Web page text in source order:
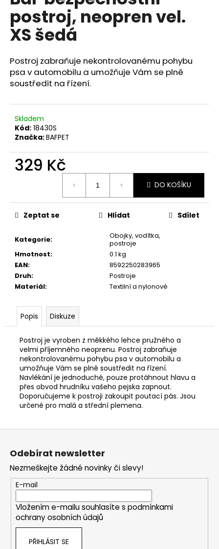
5
hvězdiček.
postroj, neopren vel.
XS šedá
Postroj zabraňuje nekontrolovanému pohybu
psa v automobilu a umožňuje Vám se plně
soustředit na řízení.
Skladem
Kód: 18430S
Značka:BAFPET
329 Kč
DO KOŠÍKU
Kategorie:
Obojky, vodítka,
postroje
Hmotnost:
0.1 kg
EAN:
8592250283965
Druh:
Postroje
Materiál: Textilní a nylonové
Zeptat se Hlídat Sdílet
Popis Diskuze
Postroj je vyroben z měkkého lehce pružného a
velmi příjemného neoprenu. Postroj zabraňuje
nekontrolovanému pohybu psa v automobilu a
umožňuje Vám se plně soustředit na řízení.
Navlékání je jednoduché, pouze protáhnout hlavu a
přes obvod hrudníku vašeho pejska zapnout.
Doporučujeme k postroji zakoupit poutací pás. Jsou
určené pro malá a střední plemena.
a
j
í
?
D
o
r
u
č
e
m
e
JOSICAT
KAPSIČKA
MULTIPACK
SAUCE
MEAT
12X85G
299
Kč
Z
Odebírat newsletter
Nezmeškejte žádné novinky či slevy!
E-mail
Vložením e-mailu souhlasíte s podmínkami
ochrany osobních údajů
PŘIHLÁSIT SE